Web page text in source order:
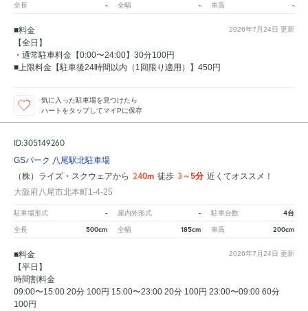
全長 - 全幅 - 車高 -
2026年7月24日 更新
■料金
【全日】
・通常駐車料金【0:00〜24:00】30分100円
■上限料金【駐車後24時間以内（1回限り適用）】450円
気に入った駐車場を見つけたら
ハートをタップしてマイPに保存
ID:305149260
GSパーク 八尾駅北駐車場
（株）ライズ・スクウェアから 240m 徒歩 3～5分 近くてオススメ！
大阪府八尾市北本町1-4-25
駐車場形式 - 屋内外形式 - 駐車台数 4台
全長 500cm 全幅 185cm 車高 200cm
2026年7月24日 更新
■料金
【平日】
時間割料金
09:00〜15:00 20分 100円 15:00〜23:00 20分 100円 23:00〜09:00 60分
100円